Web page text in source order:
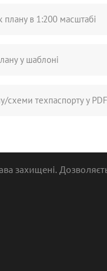
плану в 1:200 масштабі
у шаблоні
схеми техпаспорту у PDF
захищені.